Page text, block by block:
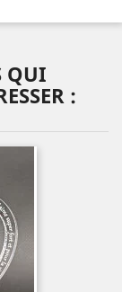
QUI
: